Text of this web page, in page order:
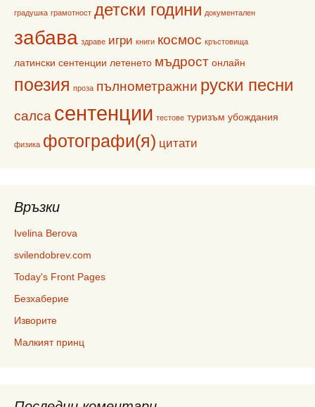
градушка грамотност детски години документален
забава здраве игри книги космос кръстовища
латински сентенции летенето мъдрост онлайн
поезия проза пълнометражни руски песни
салса сентенции тестове туризъм убождания
физика фотографи(я) цитати
Връзки
Ivelina Berova
svilendobrev.com
Today's Front Pages
Безхаберие
Изворите
Малкият принц